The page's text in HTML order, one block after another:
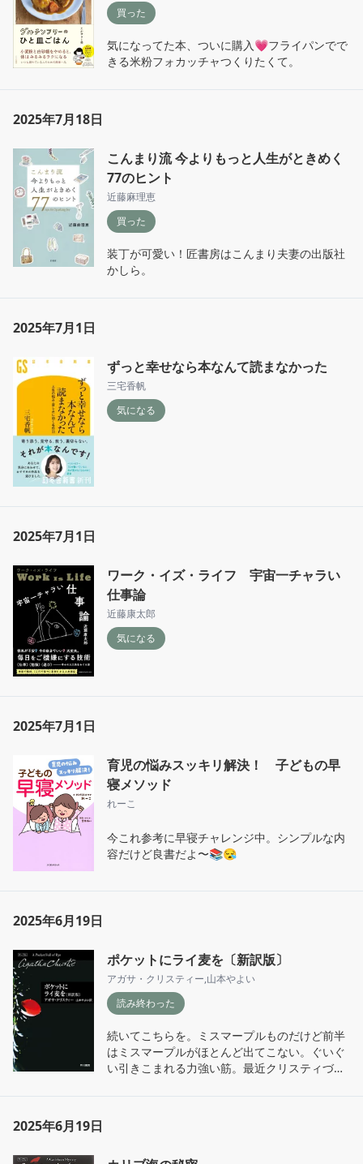
屈強な大人の男性である杉元が、女性×子供×少
数民族という三重マイノリティであるアシリパ
に対して、アシリパ「さん」とさん付けで呼
び、対等なバディとして扱い、（おそらく美少
杉元は悪人との戦いになると脅威的な戦闘能力
を発揮し、相手を殺すことも厭わないが、無関
係な人間を傷つけることはない。惚れた女（し
かも叶わない恋）のために身を挺して戦い、ア
シリパをしっかり守る。外敵から強力に身を守
ってくれ身内に優しい、原始の世界の女が男に
求めた理想のヒーロー像を杉元は体現している
ように思う。
も満載だ。アシリパの存在には実際あまりリア
リティはないが、彼女の活躍は見ていて実に気
持ちがいい。
買った
気になってた本、ついに購入💗フライパンでで
きる米粉フォカッチャつくりたくて。
2025年7月18日
こんまり流 今よりもっと人生がときめく
77のヒント
近藤麻理恵
買った
装丁が可愛い！匠書房はこんまり夫妻の出版社
かしら。
2025年7月1日
ずっと幸せなら本なんて読まなかった
三宅香帆
気になる
2025年7月1日
ワーク・イズ・ライフ 宇宙一チャラい
仕事論
近藤康太郎
気になる
2025年7月1日
育児の悩みスッキリ解決！ 子どもの早
寝メソッド
れーこ
今これ参考に早寝チャレンジ中。シンプルな内
容だけど良書だよ〜📚😪
2025年6月19日
ポケットにライ麦を〔新訳版〕
アガサ・クリスティー,山本やよい
読み終わった
続いてこちらを。ミスマープルものだけど前半
はミスマープルがほとんど出てこない。ぐいぐ
い引きこまれる力強い筋。最近クリスティづい
2025年6月19日